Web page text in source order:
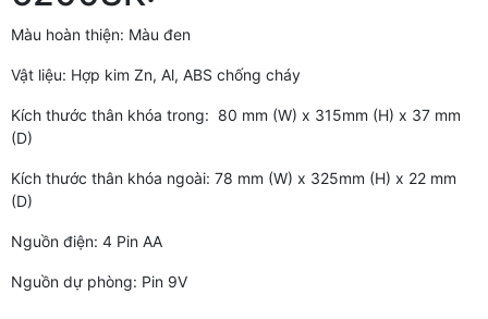
Màu hoàn thiện: Màu đen
Vật liệu: Hợp kim Zn, Al, ABS chống cháy
Kích thước thân khóa trong: 80 mm (W) x 315mm (H) x 37 mm
(D)
Kích thước thân khóa ngoài: 78 mm (W) x 325mm (H) x 22 mm
(D)
Nguồn điện: 4 Pin AA
Nguồn dự phòng: Pin 9V